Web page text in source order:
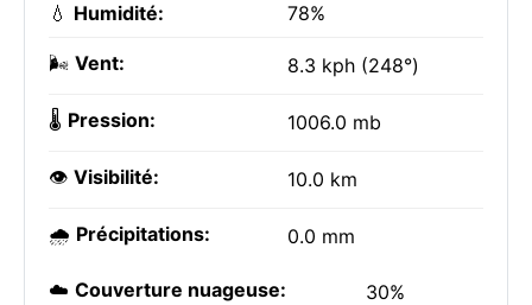
💧 Humidité: 78%
🌬️ Vent: 8.3 kph (248°)
🌡️ Pression: 1006.0 mb
👁️ Visibilité: 10.0 km
🌧️ Précipitations: 0.0 mm
☁️ Couverture nuageuse: 30%